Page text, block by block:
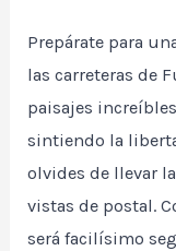
Prepárate para
las carreteras de
paisajes
sintiendo la
olvides de llevar
vistas de postal.
será facilísimo